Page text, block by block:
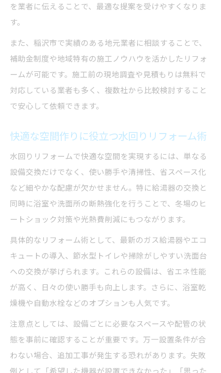
水回りリフォームで使える補助金の最新情
補助金申請時の水回りリフォーム成功ポイ
ント
給湯器交換に適用できるリフォーム補助金
とは
賢く補助金を活用した水回りリフォーム事
補助金併用でお得に水回りリフォームを実
現
省エネ設備の導入で光熱費も大幅カット
水回りリフォームと省エネ設備の相乗効果
ント
水回りリフォームで叶うエコな住まいの実
効率いい給湯器リフォームの進め方紹介
を業者に伝えることで、最適な提案を受けやすくなりま
す。
また、稲沢市で実績のある地元業者に相談することで、
補助金制度や地域特有の施工ノウハウを活かしたリフォ
ームが可能です。施工前の現地調査や見積もりは無料で
対応している業者も多く、複数社から比較検討すること
で安心して依頼できます。
快適な空間作りに役立つ水回りリフォーム術
水回りリフォームで快適な空間を実現するには、単なる
設備交換だけでなく、使い勝手や清掃性、省スペース化
など細やかな配慮が欠かせません。特に給湯器の交換と
同時に浴室や洗面所の断熱強化を行うことで、冬場のヒ
ートショック対策や光熱費削減にもつながります。
具体的なリフォーム術として、最新のガス給湯器やエコ
キュートの導入、節水型トイレや掃除がしやすい洗面台
への交換が挙げられます。これらの設備は、省エネ性能
が高く、日々の使い勝手も向上します。さらに、浴室乾
燥機や自動水栓などのオプションも人気です。
注意点としては、設備ごとに必要なスペースや配管の状
態を事前に確認することが重要です。万一設置条件が合
わない場合、追加工事が発生する恐れがあります。失敗